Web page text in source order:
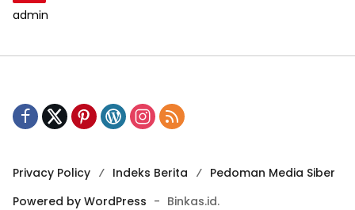
admin
Privacy Policy Indeks Berita
Pedoman Media Siber
Powered by WordPress - Binkas.id.